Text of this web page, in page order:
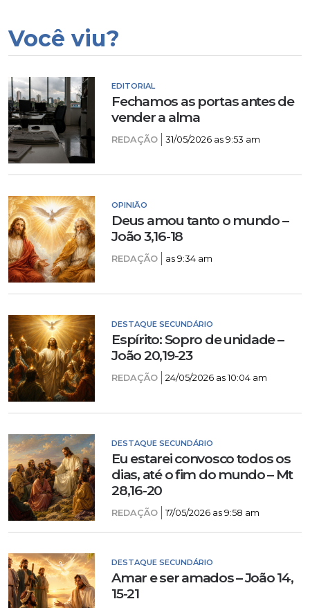
Você viu?
EDITORIAL
Fechamos as portas antes de
vender a alma
REDAÇÃO 31/05/2026 as 9:53 am
OPINIÃO
Deus amou tanto o mundo –
João 3,16-18
REDAÇÃO as 9:34 am
DESTAQUE SECUNDÁRIO
Espírito: Sopro de unidade –
João 20,19-23
REDAÇÃO 24/05/2026 as 10:04 am
DESTAQUE SECUNDÁRIO
Eu estarei convosco todos os
dias, até o fim do mundo – Mt
28,16-20
REDAÇÃO 17/05/2026 as 9:58 am
DESTAQUE SECUNDÁRIO
Amar e ser amados – João 14,
15-21